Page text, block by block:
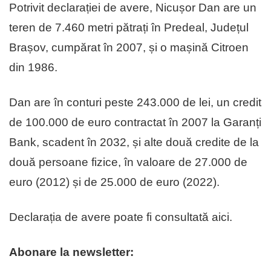
Potrivit declarației de avere, Nicușor Dan are un
teren de 7.460 metri pătrați în Predeal, Județul
Brașov, cumpărat în 2007, și o mașină Citroen
din 1986.
Dan are în conturi peste 243.000 de lei, un credit
de 100.000 de euro contractat în 2007 la Garanți
Bank, scadent în 2032, și alte două credite de la
două persoane fizice, în valoare de 27.000 de
euro (2012) și de 25.000 de euro (2022).
Declarația de avere poate fi consultată aici.
Abonare la newsletter: